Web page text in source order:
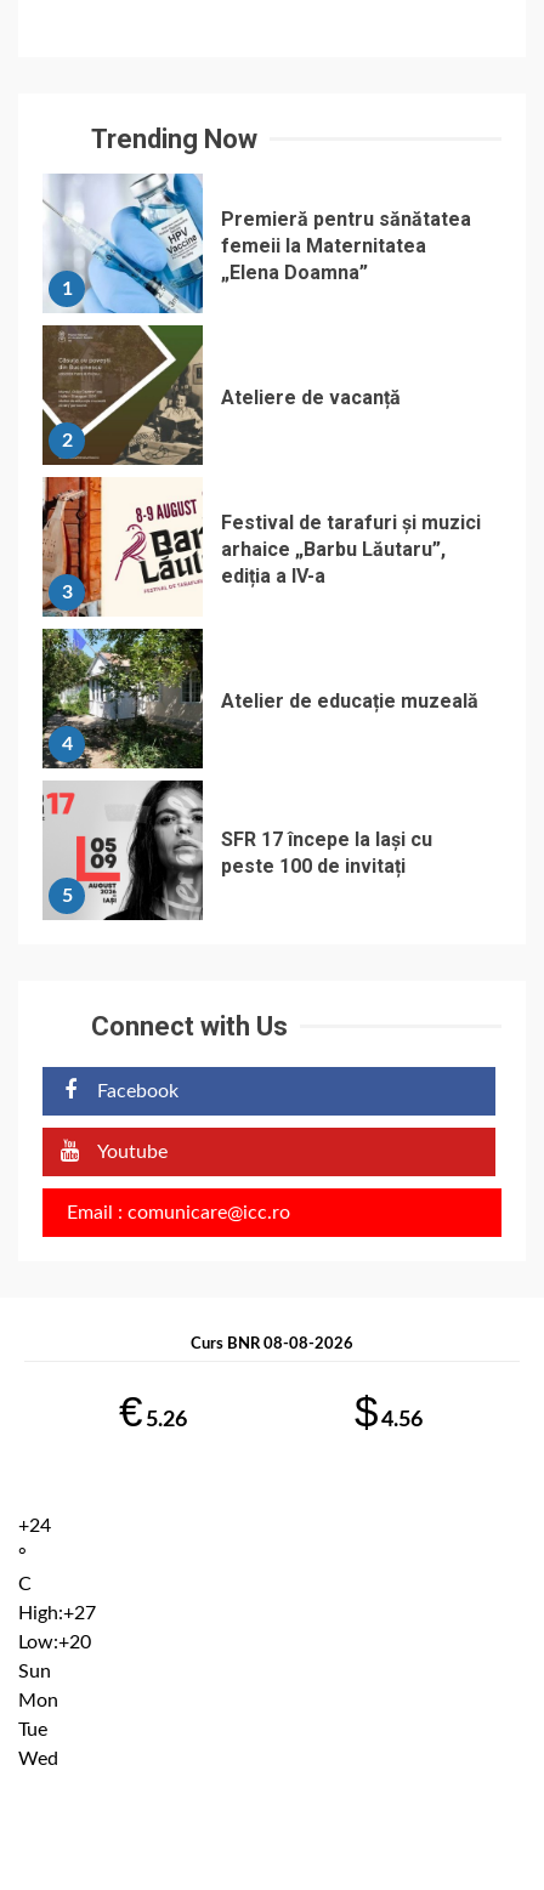
Trending Now
1
Premieră pentru sănătatea
femeii la Maternitatea
„Elena Doamna”
2
Ateliere de vacanță
3
Festival de tarafuri și muzici
arhaice „Barbu Lăutaru”,
ediția a IV-a
4
Atelier de educație muzeală
5
SFR 17 începe la Iași cu
peste 100 de invitați
Connect with Us
Facebook
Youtube
Email : comunicare@icc.ro
Curs BNR 08-08-2026
€ 5.26 $4.56
+24
°
C
High:+27
Low:+20
Sun
Mon
Tue
Wed